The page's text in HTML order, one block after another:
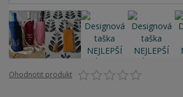
Ohodnotit produkt